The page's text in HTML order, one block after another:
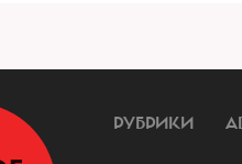
РУБРИКИ